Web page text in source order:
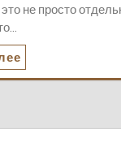
не просто